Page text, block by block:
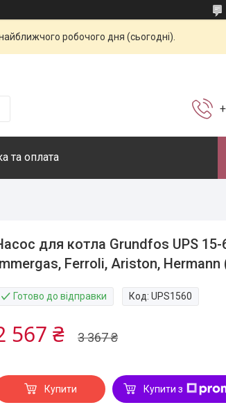
робочого дня (сьогодні).
та оплата
для котла Grundfos UPS 15-
Ferroli, Ariston, Hermann
Готово до відправки Код:UPS1560
3 367 ₴
567 ₴
Купити Купити з